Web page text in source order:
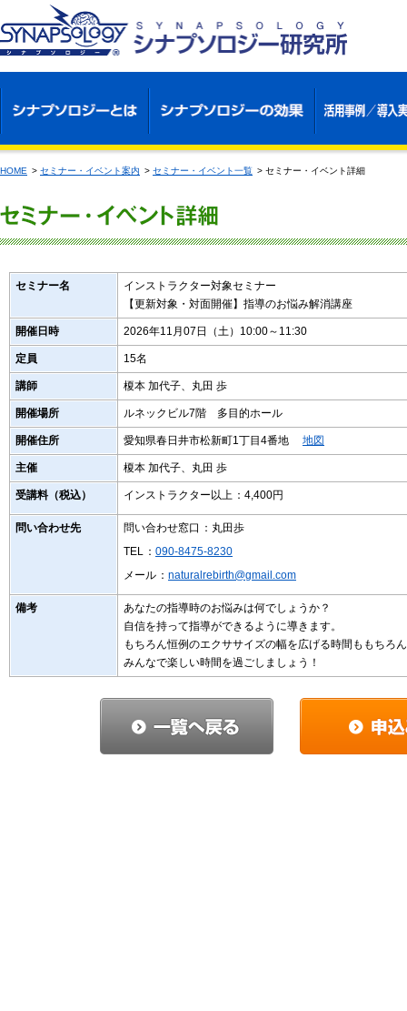
HOME > セミナー・イベント案内 > セミナー・イベント一覧 > セミナー・イベント詳細
セミナー名
インストラクター対象セミナー
【更新対象・対面開催】指導のお悩み解消講座
開催日時 2026年11月07日（土）10:00～11:30
定員 15名
講師 榎本 加代子、丸田 歩
開催場所 ルネックビル7階 多目的ホール
開催住所 愛知県春日井市松新町1丁目4番地 地図
主催 榎本 加代子、丸田 歩
受講料（税込） インストラクター以上 ：4,400円
問い合わせ先 問い合わせ窓口 ：丸田歩
TEL ： 090-8475-8230
メール ： naturalrebirth@gmail.com
備考
あなたの指導時のお悩みは何でしょうか？
自信を持って指導ができるように導きます。
もちろん恒例のエクササイズの幅を広げる時間ももちろ
みんなで楽しい時間を過ごしましょう！